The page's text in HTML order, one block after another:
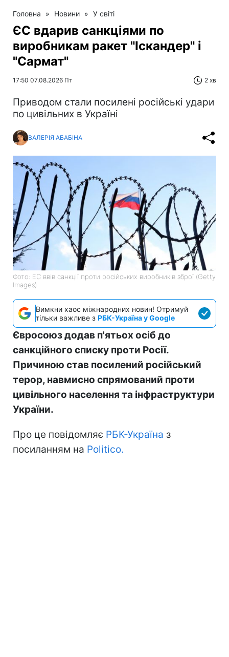
Головна » Новини » У світі
ЄС вдарив санкціями по
виробникам ракет "Іскандер" і
"Сармат"
17:50 07.08.2026 Пт 2 хв
Приводом стали посилені російські удари
по цивільних в Україні
ВАЛЕРІЯ АБАБІНА
Фото: ЕС ввів санкції проти російських виробників зброї (Getty
Images)
Вимкни хаос міжнародних новин! Отримуй
тільки важливе з РБК-Україна у Google
Євросоюз додав п'ятьох осіб до
санкційного списку проти Росії.
Причиною став посилений російський
терор, навмисно спрямований проти
цивільного населення та інфраструктури
України.
Про це повідомляє РБК-Україна з
посиланням на Politico.